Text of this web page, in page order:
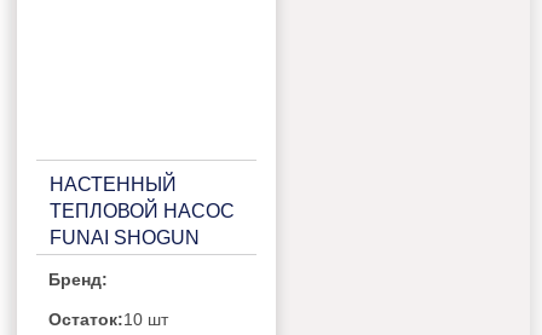
НАСТЕННЫЙ
ТЕПЛОВОЙ НАСОС
FUNAI SHOGUN
Бренд:
Остаток:10 шт